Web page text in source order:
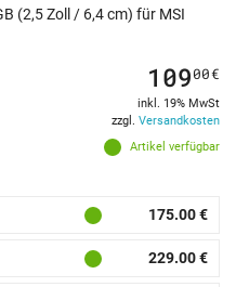
(2,5 Zoll / 6,4 cm) für MSI
Artikel verfügbar
10900€
inkl. 19% MwSt
zzgl. Versandkosten
175.00 €
229.00 €